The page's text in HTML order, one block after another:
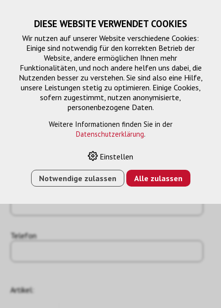
Telefon
Artikel:
DIESE WEBSITE VERWENDET COOKIES
Wir nutzen auf unserer Website verschiedene Cookies:
Einige sind notwendig für den korrekten Betrieb der
Website, andere ermöglichen Ihnen mehr
Funktionalitäten, und noch andere helfen uns dabei, die
Nutzenden besser zu verstehen. Sie sind also eine Hilfe,
unsere Leistungen stetig zu optimieren. Einige Cookies,
sofern zugestimmt, nutzen anonymisierte,
personenbezogene Daten.
Weitere Informationen finden Sie in der
Datenschutzerklärung.
Einstellen
Notwendige zulassen Alle zulassen